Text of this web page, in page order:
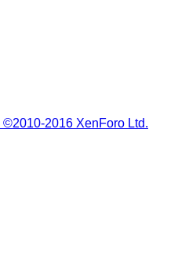
©2010-2016 XenForo Ltd.